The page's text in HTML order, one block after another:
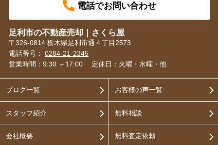
電話でお問い合わせ
足利市の不動産売却｜さくら屋
〒326-0814 栃木県足利市通４丁目2573
電話番号： 0284-21-2345
営業時間：9:30 ～17:00
定休日：火曜・水曜・他
ブログ一覧
スタッフ紹介
会社概要
お客様の声一覧
無料相談
無料査定依頼